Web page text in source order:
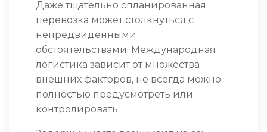
Даже тщательно спланированная
перевозка может столкнуться с
непредвиденными
обстоятельствами. Международная
логистика зависит от множества
внешних факторов, не всегда можно
полностью предусмотреть или
контролировать.